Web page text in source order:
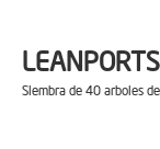
LEANPORTS
Siembra de 40 arboles